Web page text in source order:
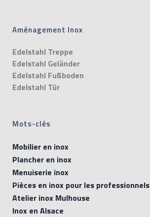
Aménagement Inox
Edelstahl Treppe
Edelstahl Geländer
Edelstahl Fußboden
Edelstahl Tür
Mots-clés
Mobilier en inox
Plancher en inox
Menuiserie inox
Pièces en inox pour les professionnels
Atelier inox Mulhouse
Inox en Alsace